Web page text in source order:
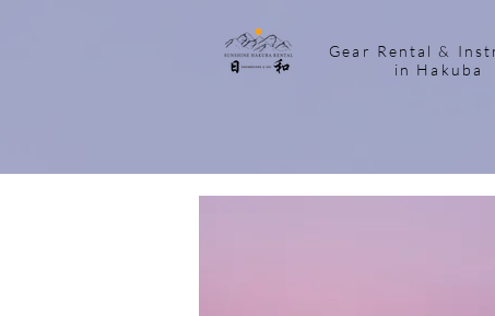
Gear Rental &
in Hakuba